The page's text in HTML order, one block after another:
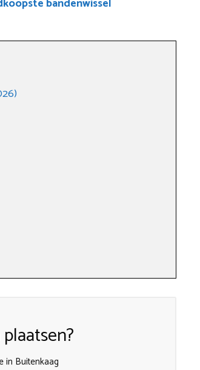
bandenwissel
in Buitenkaag